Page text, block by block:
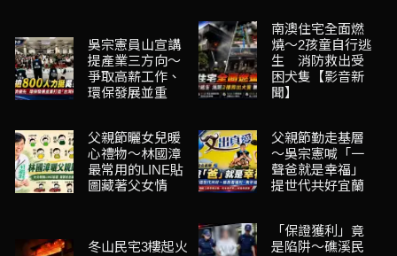
吳宗憲員山宣講
提產業三方向～
爭取高薪工作、
環保發展並重
南澳住宅全面燃
燒～2孩童自行逃
生 消防救出受
困犬隻【影音新
聞】
父親節曬女兒暖
心禮物～林國漳
最常用的LINE貼
圖藏著父女情
父親節勤走基層
～吳宗憲喊「一
聲爸就是幸福」
提世代共好宜蘭
冬山民宅3樓起火
「保證獲利」竟
是陷阱～礁溪民